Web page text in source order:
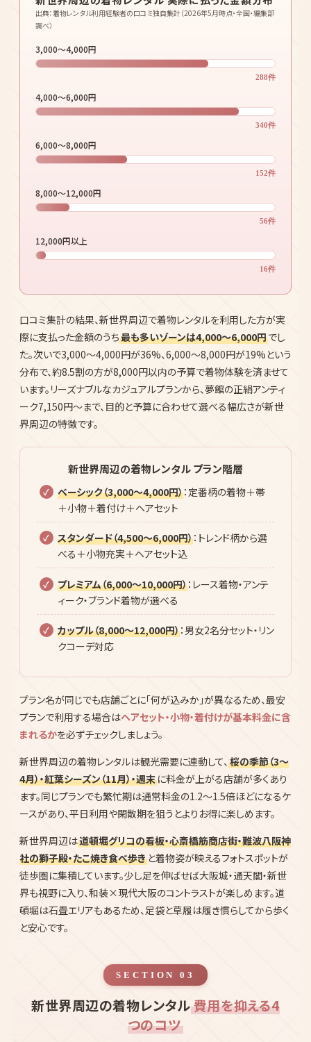
が、基本的なプランの料金帯は3,000〜8,000円が中心です。
いうケースもあるため、何が込みの料金なのかを必ず確認しましょ
新世界周辺の着物レンタル 実際に払った金額分布
調べ）
288件
340件
152件
8,000〜12,000円
56件
12,000円以上
16件
口コミ集計の結果、新世界周辺で着物レンタルを利用した方が実
際に支払った金額のうち
最も多いゾーンは4,000〜6,000円
た。次いで3,000〜4,000円が36%、6,000〜8,000円が19%という
分布で、約8.5割の方が8,000円以内の予算で着物体験を済ませて
います。リーズナブルなカジュアルプランから、夢館の正絹アンティ
ーク7,150円〜まで、目的と予算に合わせて選べる幅広さが新世
界周辺の特徴です。
新世界周辺の着物レンタル プラン階層
ベーシック（3,000〜4,000円）：定番柄の着物＋帯
＋小物＋着付け＋ヘアセット
べる＋小物充実＋ヘアセット込
プレミアム（6,000〜10,000円） ：レース着物・アンテ
ィーク・ブランド着物が選べる
カップル（8,000〜12,000円）
：男女2名分セット・リン
クコーデ対応
プランで利用する場合はヘアセット・小物・着付けが基本料金に含
まれるかを必ずチェックしましょう。
新世界周辺の着物レンタルは観光需要に連動して、 桜の季節（3〜
4月）・紅葉シーズン（11月）・週末
に料金が上がる店舗が多くあり
ます。同じプランでも繁忙期は通常料金の1.2〜1.5倍ほどになるケ
ースがあり、平日利用や閑散期を狙うとよりお得に楽しめます。
道頓堀グリコの看板・心斎橋筋商店街・難波八阪神
社の獅子殿・たこ焼き食べ歩き と着物姿が映えるフォトスポットが
徒歩圏に集積しています。少し足を伸ばせば大阪城・通天閣・新世
界も視野に入り、和装×現代大阪のコントラストが楽しめます。道
頓堀は石畳エリアもあるため、足袋と草履は履き慣らしてから歩く